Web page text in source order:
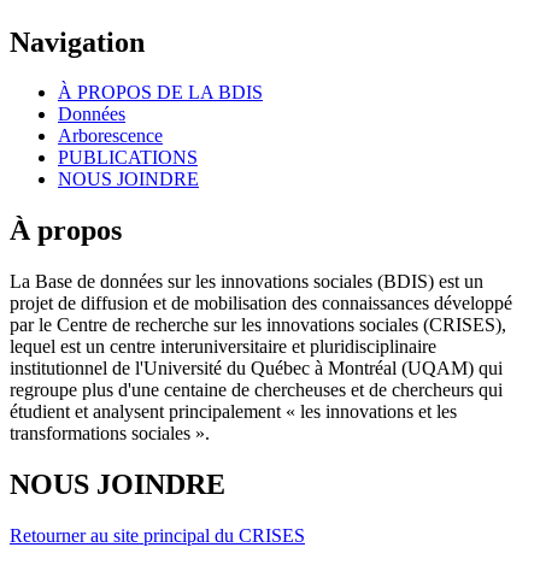
Navigation
À PROPOS DE LA BDIS
Données
Arborescence
PUBLICATIONS
NOUS JOINDRE
À propos
La Base de données sur les innovations sociales (BDIS) est un
projet de diffusion et de mobilisation des connaissances développé
par le Centre de recherche sur les innovations sociales (CRISES),
lequel est un centre interuniversitaire et pluridisciplinaire
institutionnel de l'Université du Québec à Montréal (UQAM) qui
regroupe plus d'une centaine de chercheuses et de chercheurs qui
étudient et analysent principalement « les innovations et les
transformations sociales ».
NOUS JOINDRE
Retourner au site principal du CRISES